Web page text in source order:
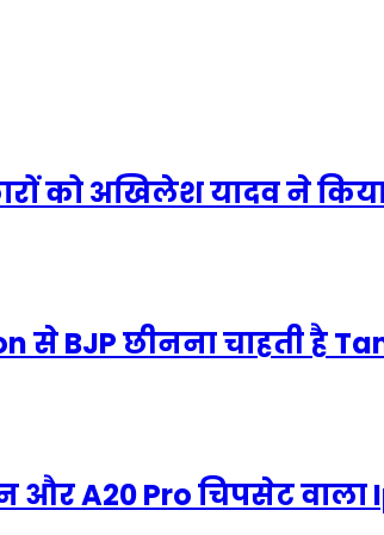
को अखिलेश यादव ने
से BJP छीनना चाहती है
और A20 Pro चिपसेट वाला